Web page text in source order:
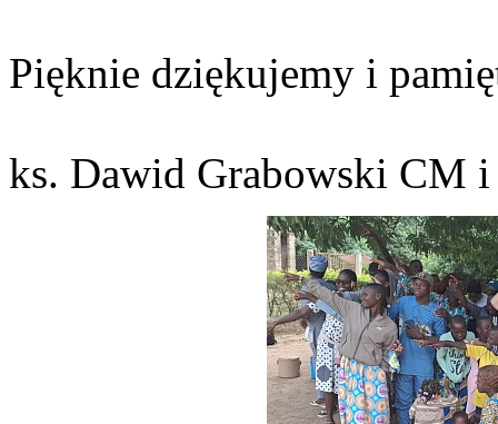
Pięknie dziękujemy i
ks. Dawid Grabowski CM